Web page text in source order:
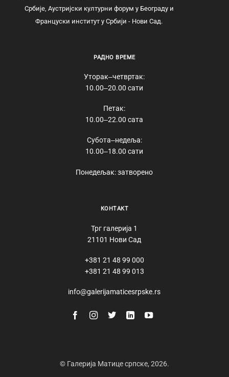
Србије, Аустријски културни форум у Београду и
Француски институт у Србији - Нови Сад.
РАДНО ВРЕМЕ
Уторак‒четвртак:
10.00‒20.00 сати
Петак:
10.00‒22.00 сата
Субота‒недеља:
10.00‒18.00 сати
Понедељак: затворено
КОНТАКТ
Трг галерија 1
21101 Нови Сад
+381 21 48 99 000
+381 21 48 99 013
info@galerijamaticesrpske.rs
© Галерија Матице српске, 2026.